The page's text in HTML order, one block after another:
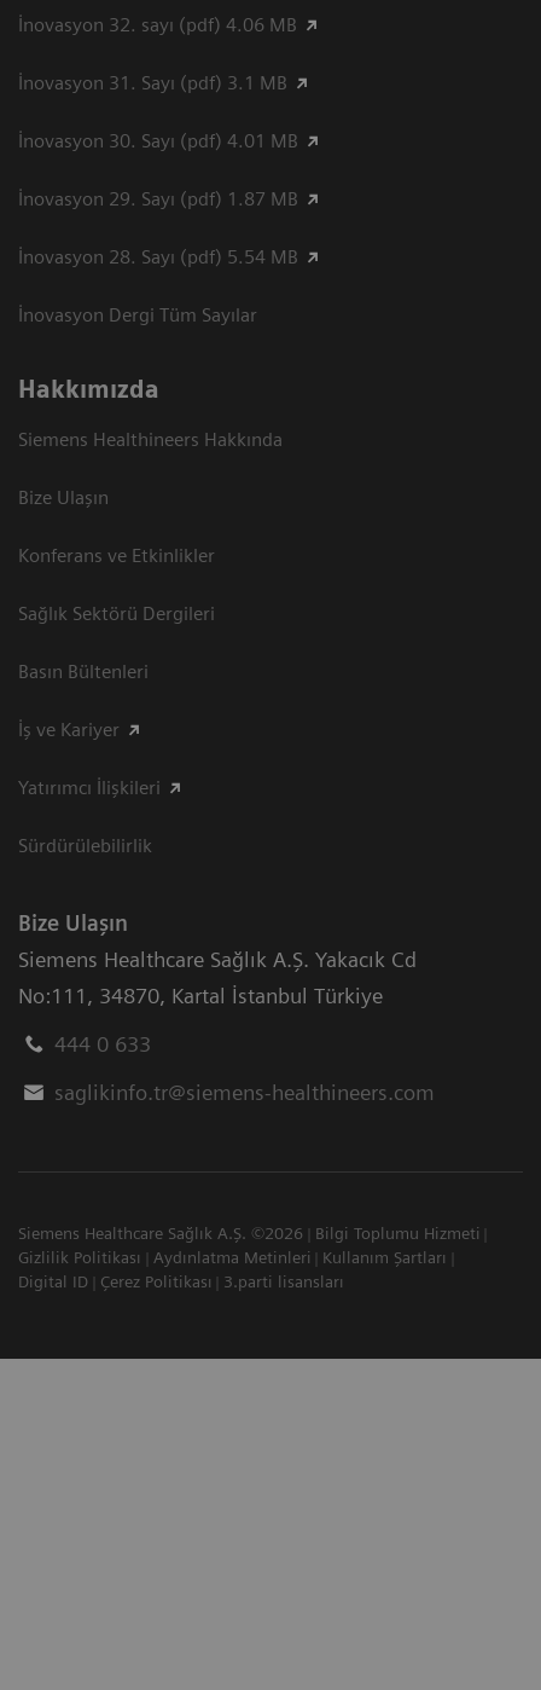
İnovasyon 32. sayı (pdf) 4.06 MB
İnovasyon 31. Sayı (pdf) 3.1 MB
İnovasyon 30. Sayı (pdf) 4.01 MB
İnovasyon 29. Sayı (pdf) 1.87 MB
İnovasyon 28. Sayı (pdf) 5.54 MB
İnovasyon Dergi Tüm Sayılar
Hakkımızda
Siemens Healthineers Hakkında
Bize Ulaşın
Konferans ve Etkinlikler
Sağlık Sektörü Dergileri
Basın Bültenleri
İş ve Kariyer
Yatırımcı İlişkileri
Sürdürülebilirlik
Bize Ulaşın
Siemens Healthcare Sağlık A.Ş. Yakacık Cd
No:111 , 34870, Kartal İstanbul Türkiye
444 0 633
saglikinfo.tr@siemens-healthineers.com
Siemens Healthcare Sağlık A.Ş. ©2026
Bilgi Toplumu Hizmeti
Gizlilik Politikası
Aydınlatma Metinleri
Kullanım Şartları
Digital ID
Çerez Politikası 3.parti lisansları